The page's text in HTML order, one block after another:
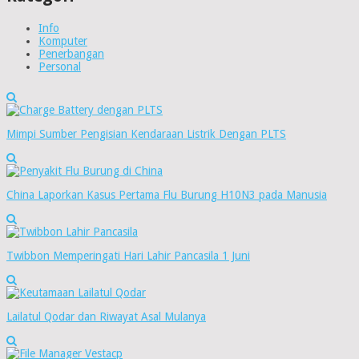
Info
Komputer
Penerbangan
Personal
Mimpi Sumber Pengisian Kendaraan Listrik Dengan PLTS
China Laporkan Kasus Pertama Flu Burung H10N3 pada Manusia
Twibbon Memperingati Hari Lahir Pancasila 1 Juni
Lailatul Qodar dan Riwayat Asal Mulanya